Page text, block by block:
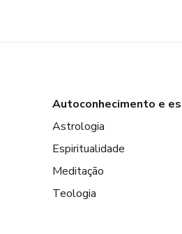
Autoconhecimento e
Astrologia
Espiritualidade
Meditação
Teologia